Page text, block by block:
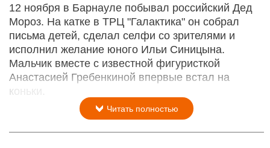
12 ноября в Барнауле побывал российский Дед
Мороз. На катке в ТРЦ "Галактика" он собрал
письма детей, сделал селфи со зрителями и
исполнил желание юного Ильи Синицына.
Мальчик вместе с известной фигуристкой
Анастасией Гребенкиной впервые встал на
коньки.
Читать полностью